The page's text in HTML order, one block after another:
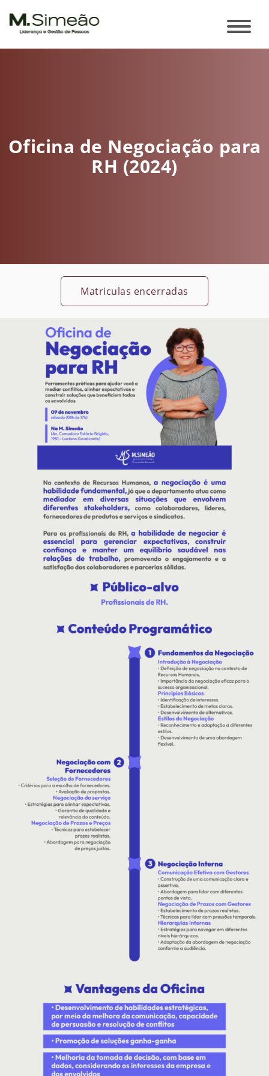
Oficina de Negociação para
RH (2024)
Matriculas encerradas